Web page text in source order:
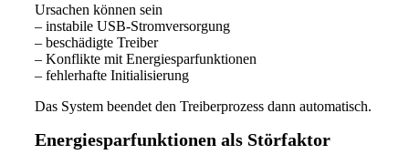
Ursachen können sein
– instabile USB-Stromversorgung
– beschädigte Treiber
– Konflikte mit Energiesparfunktionen
– fehlerhafte Initialisierung
Das System beendet den Treiberprozess dann automatisch.
Energiesparfunktionen als Störfaktor